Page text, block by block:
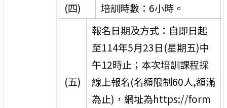
(四)
培訓時數：6小時。
(五)
報名日期及方式：自即日起
至114年5月23日(星期五)中
午12時止；本次培訓課程採
線上報名(名額限制60人,額滿
為止)，網址為https://form